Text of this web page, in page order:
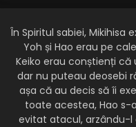
Floare
Eps 39 -
Regele
Legenda
Eps 38 -
În Spiritul sabiei, Mikihisa
Yoh și Hao erau pe
Keiko erau conștienți că
dar nu puteau deosebi
așa că au decis să îi
toate acestea, Hao s-
evitat atacul, arzându-l